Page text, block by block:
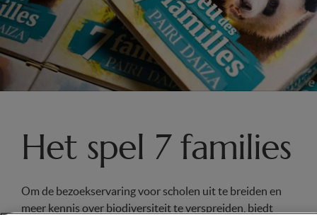
Het spel 7 families
Om de bezoekservaring voor scholen uit te breiden en
meer kennis over biodiversiteit te verspreiden, biedt